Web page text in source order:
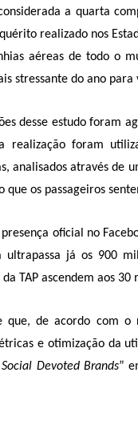
a quarta
realizado nos
aéreas de todo o
stressante do ano para
desse estudo foram
realização foram
analisados através de
que os passageiros
oficial no
ultrapassa já os 900
TAP ascendem aos
que, de acordo com o
e otimização da
Devoted Brands”